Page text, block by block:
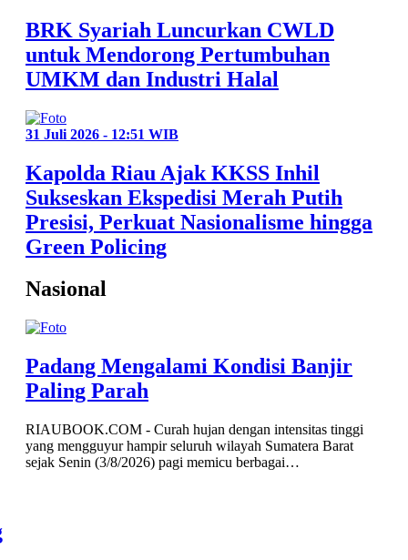
BRK Syariah Luncurkan CWLD
untuk Mendorong Pertumbuhan
UMKM dan Industri Halal
31 Juli 2026 - 12:51 WIB
Kapolda Riau Ajak KKSS Inhil
Sukseskan Ekspedisi Merah Putih
Presisi, Perkuat Nasionalisme hingga
Green Policing
Nasional
Padang Mengalami Kondisi Banjir
Paling Parah
RIAUBOOK.COM - Curah hujan dengan intensitas tinggi
yang mengguyur hampir seluruh wilayah Sumatera Barat
sejak Senin (3/8/2026) pagi memicu berbagai…